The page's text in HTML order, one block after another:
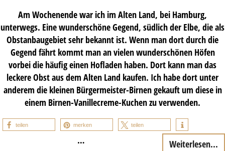
Am Wochenende war ich im Alten Land, bei Hamburg,
unterwegs. Eine wunderschöne Gegend, südlich der Elbe, die als
Obstanbaugebiet sehr bekannt ist. Wenn man dort durch die
Gegend fährt kommt man an vielen wunderschönen Höfen
vorbei die häufig einen Hofladen haben. Dort kann man das
leckere Obst aus dem Alten Land kaufen. Ich habe dort unter
anderem die kleinen Bürgermeister-Birnen gekauft um diese in
einem Birnen-Vanillecreme-Kuchen zu verwenden.
teilen merken teilen
… Weiterlesen...